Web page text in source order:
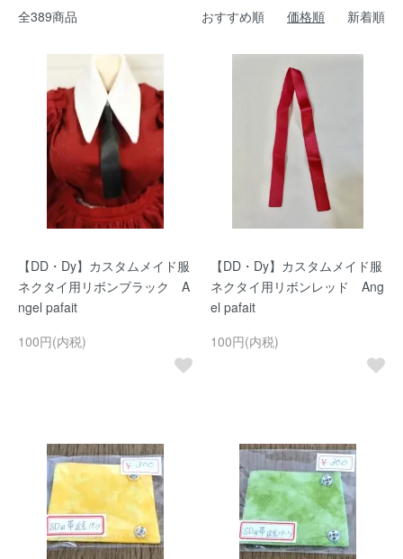
全389商品 おすすめ順 価格順 新着順
【DD・Dy】カスタムメイド服
ネクタイ用リボンブラック A
ngel pafait
100円(内税)
【DD・Dy】カスタムメイド服
ネクタイ用リボンレッド Ang
el pafait
100円(内税)